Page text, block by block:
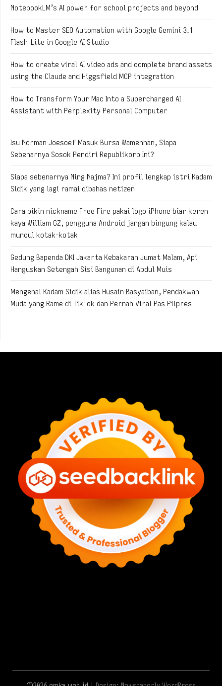
NotebookLM’s AI power for school projects and beyond
How to Master SEO Automation with Google Gemini 3.1
Flash-Lite in Google AI Studio
How to create viral AI video ads and complete brand assets
using the Claude and Higgsfield MCP integration
How to Transform Your Mac Into a Supercharged AI
Assistant with Perplexity Personal Computer
Isu Norman Joesoef Masuk Bursa Wamenhan, Siapa
Sebenarnya Sosok Pendiri Republikorp Ini?
Siapa sebenarnya Ning Najma? Ini profil lengkap istri Kadam
Sidik yang lagi ramai dibahas netizen
Cara bikin nickname Free Fire pakai logo iPhone biar keren
kaya William GZ, pengguna Android jangan bingung kalau
muncul kotak-kotak
Gedung Bapenda DKI Jakarta Kebakaran Jumat Malam, Api
Hanguskan Setengah Sisi Bangunan di Abdul Muis
Mengenal Kadam Sidik alias Husain Basyaiban, Pendakwah
Muda yang Rame di TikTok dan Pernah Viral Pas Pilpres